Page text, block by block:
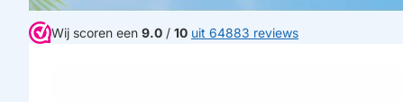
Wij scoren een 9.0 / 10 uit 64883 reviews